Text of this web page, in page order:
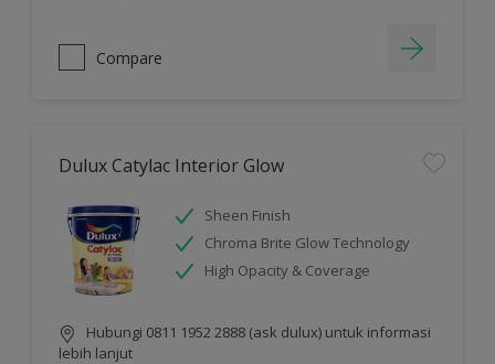
Compare
Dulux Catylac Interior Glow
Sheen Finish
Chroma Brite Glow Technology
High Opacity & Coverage
Hubungi 0811 1952 2888 (ask dulux) untuk informasi
lebih lanjut